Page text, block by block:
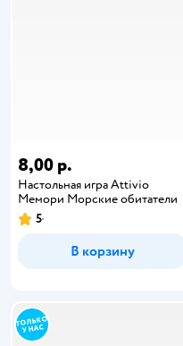
8,00 р.
Настольная игра Attivio
Мемори Морские обитатели
5
В корзину